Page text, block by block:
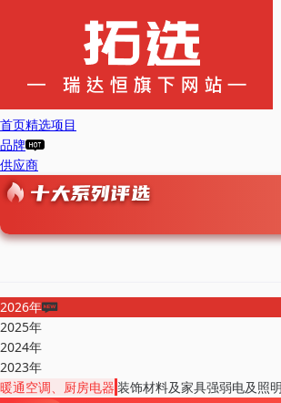
首页精选项目
品牌
供应商
2026年
2025年
2024年
2023年
暖通空调、厨房电器 装饰材料及家具强弱电及照明